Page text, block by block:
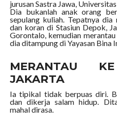
jurusan Sastra Jawa,
Dia bukanlah anak orang
sepulang kuliah. Tepatnya dia
dan koran di Stasiun Depok,
Gorontalo, kemudian
dia ditampung di Yayasan Bina
MERANTAU
JAKARTA
Ia tipikal tidak berpuas diri.
dan dikerja salam hidup.
mahal dirasa.